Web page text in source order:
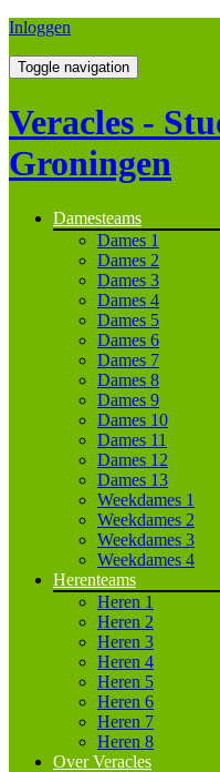
Inloggen
Toggle navigation
Veracles -
Groningen
Damesteams
Dames 1
Dames 2
Dames 3
Dames 4
Dames 5
Dames 6
Dames 7
Dames 8
Dames 9
Dames 10
Dames 11
Dames 12
Dames 13
Weekdames 1
Weekdames 2
Weekdames 3
Weekdames 4
Herenteams
Heren 1
Heren 2
Heren 3
Heren 4
Heren 5
Heren 6
Heren 7
Heren 8
Over Veracles